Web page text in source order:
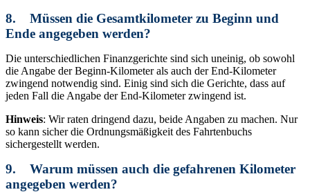
8. Müssen die Gesamtkilometer zu Beginn und
Ende angegeben werden?
Die unterschiedlichen Finanzgerichte sind sich uneinig, ob sowohl
die Angabe der Beginn-Kilometer als auch der End-Kilometer
zwingend notwendig sind. Einig sind sich die Gerichte, dass auf
jeden Fall die Angabe der End-Kilometer zwingend ist.
Hinweis: Wir raten dringend dazu, beide Angaben zu machen. Nur
so kann sicher die Ordnungsmäßigkeit des Fahrtenbuchs
sichergestellt werden.
9. Warum müssen auch die gefahrenen Kilometer
angegeben werden?